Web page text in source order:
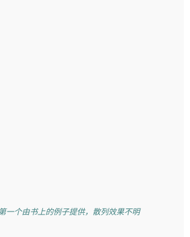
个由书上的例子提供，散列效果不明